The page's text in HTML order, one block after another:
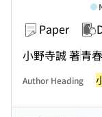
Paper
小野寺誠 著青
Author Heading